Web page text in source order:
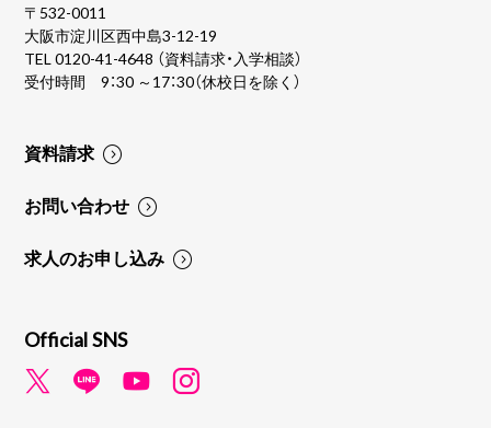
〒532-0011
大阪市淀川区西中島3-12-19
TEL0120-41-4648 （資料請求・入学相談）
受付時間 9：30 ～17：30（休校日を除く）
資料請求
お問い合わせ
求人のお申し込み
Official SNS